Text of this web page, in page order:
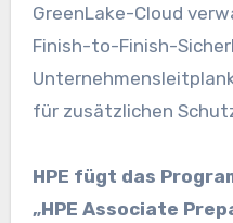
GreenLake-Cloud
Finish-to-Finish-
für zusätzlichen
HPE fügt das
„HPE Associate